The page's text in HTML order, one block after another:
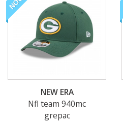
NEW ERA
Nfl team 940mc
grepac